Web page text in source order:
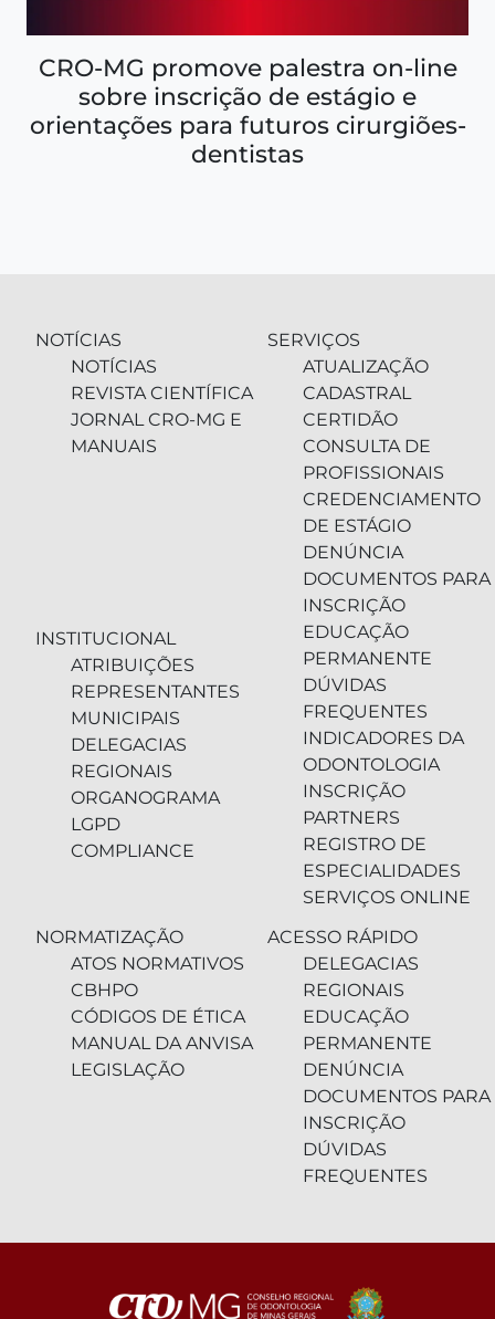
CRO-MG promove palestra on-line
sobre inscrição de estágio e
orientações para futuros cirurgiões-
dentistas
NOTÍCIAS
NOTÍCIAS
REVISTA CIENTÍFICA
JORNAL CRO-MG E
MANUAIS
INSTITUCIONAL
ATRIBUIÇÕES
REPRESENTANTES
MUNICIPAIS
DELEGACIAS
REGIONAIS
ORGANOGRAMA
LGPD
COMPLIANCE
SERVIÇOS
ATUALIZAÇÃO
CADASTRAL
CERTIDÃO
CONSULTA DE
PROFISSIONAIS
CREDENCIAMENTO
DE ESTÁGIO
DENÚNCIA
DOCUMENTOS PARA
INSCRIÇÃO
EDUCAÇÃO
PERMANENTE
DÚVIDAS
FREQUENTES
INDICADORES DA
ODONTOLOGIA
INSCRIÇÃO
PARTNERS
REGISTRO DE
ESPECIALIDADES
SERVIÇOS ONLINE
NORMATIZAÇÃO
ATOS NORMATIVOS
CBHPO
CÓDIGOS DE ÉTICA
MANUAL DA ANVISA
LEGISLAÇÃO
ACESSO RÁPIDO
DELEGACIAS
REGIONAIS
EDUCAÇÃO
PERMANENTE
DENÚNCIA
DOCUMENTOS PARA
INSCRIÇÃO
DÚVIDAS
FREQUENTES